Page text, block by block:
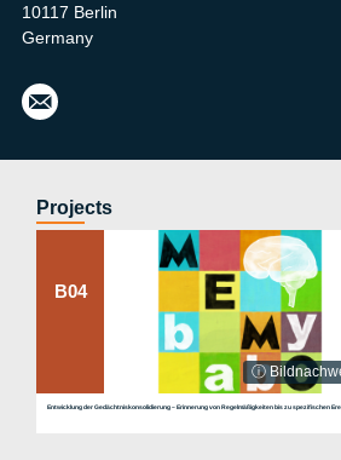
10117 Berlin
Germany
Projects
B04
ⓘ
Entwicklung der Gedächtniskonsolidierung – Erinnerung von Regelmäßigkeiten bis zu spezifischen